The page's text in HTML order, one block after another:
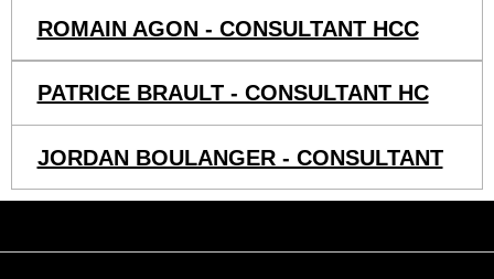
ROMAIN AGON - CONSULTANT HCC
PATRICE BRAULT - CONSULTANT HC
JORDAN BOULANGER - CONSULTANT